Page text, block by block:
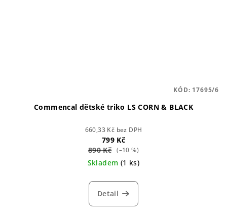
Commencal dětské triko LS CORN & BLACK
660,33 Kč bez DPH
799 Kč
890 Kč (–10 %)
Skladem (1 ks)
Detail
KÓD: 17695/6